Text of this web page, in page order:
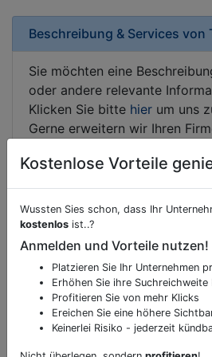
Beschreibung & Services von
Sie möchten eine
oder andere relevante
Klicken Sie bitte hier um uns
Gerne erweitern wir Ihren
Ihr Unternehmen anbietet und
Ihren Wettbewerbern
Kartenansicht Dorfstraße 148
Kostenlose Vorteile
Wussten Sies schon, dass Ihr
kostenlos ist..?
Anmelden und Vorteile nutzen!
Platzieren Sie Ihr Unternehmen
Erhöhen Sie ihre Suchreichweite
Profitieren Sie von mehr Klicks
Ereichen Sie eine höhere
Keinerlei Risiko - jederzeit